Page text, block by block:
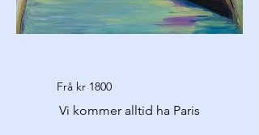
Frå kr 1800
Vi kommer alltid ha Paris